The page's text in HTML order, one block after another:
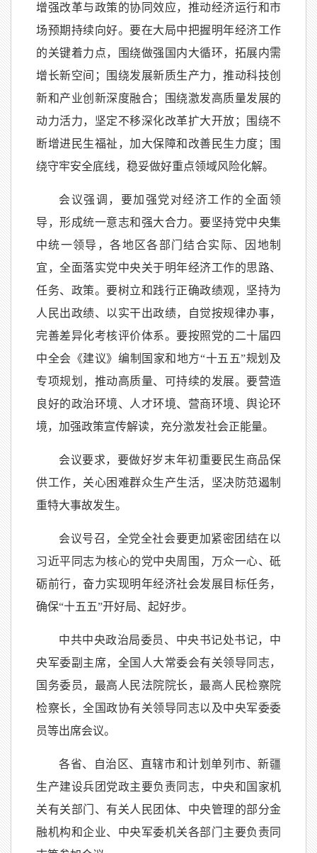
增强改革与政策的协同效应，推动经济运行和市
场预期持续向好。要在大局中把握明年经济工作
的关键着力点，围绕做强国内大循环，拓展内需
增长新空间；围绕发展新质生产力，推动科技创
新和产业创新深度融合；围绕激发高质量发展的
动力活力，坚定不移深化改革扩大开放；围绕不
断增进民生福祉，加大保障和改善民生力度；围
绕守牢安全底线，稳妥做好重点领域风险化解。
会议强调，要加强党对经济工作的全面领
导，形成统一意志和强大合力。要坚持党中央集
中统一领导，各地区各部门结合实际、因地制
宜，全面落实党中央关于明年经济工作的思路、
任务、政策。要树立和践行正确政绩观，坚持为
人民出政绩、以实干出政绩，自觉按规律办事，
完善差异化考核评价体系。要按照党的二十届四
中全会《建议》编制国家和地方“十五五”规划及
专项规划，推动高质量、可持续的发展。要营造
良好的政治环境、人才环境、营商环境、舆论环
境，加强政策宣传解读，充分激发社会正能量。
会议要求，要做好岁末年初重要民生商品保
供工作，关心困难群众生产生活，坚决防范遏制
重特大事故发生。
会议号召，全党全社会要更加紧密团结在以
习近平同志为核心的党中央周围，万众一心、砥
砺前行，奋力实现明年经济社会发展目标任务，
确保“十五五”开好局、起好步。
中共中央政治局委员、中央书记处书记，中
央军委副主席，全国人大常委会有关领导同志，
国务委员，最高人民法院院长，最高人民检察院
检察长，全国政协有关领导同志以及中央军委委
员等出席会议。
各省、自治区、直辖市和计划单列市、新疆
生产建设兵团党政主要负责同志，中央和国家机
关有关部门、有关人民团体、中央管理的部分金
融机构和企业、中央军委机关各部门主要负责同